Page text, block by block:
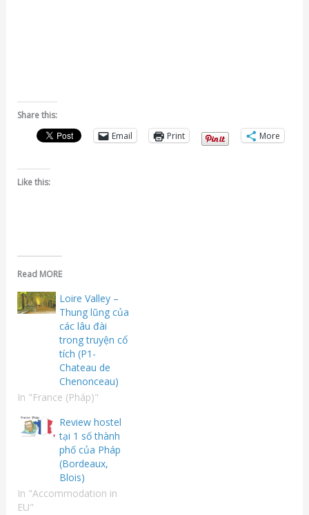
Share this:
Email
Print More
Like this:
Read MORE
Loire Valley –
Thung lũng của
các lâu đài
trong truyện cổ
tích (P1-
Chateau de
Chenonceau)
In "France (Pháp)"
Review hostel
tại 1 số thành
phố của Pháp
(Bordeaux,
Blois)
In "Accommodation in
EU"